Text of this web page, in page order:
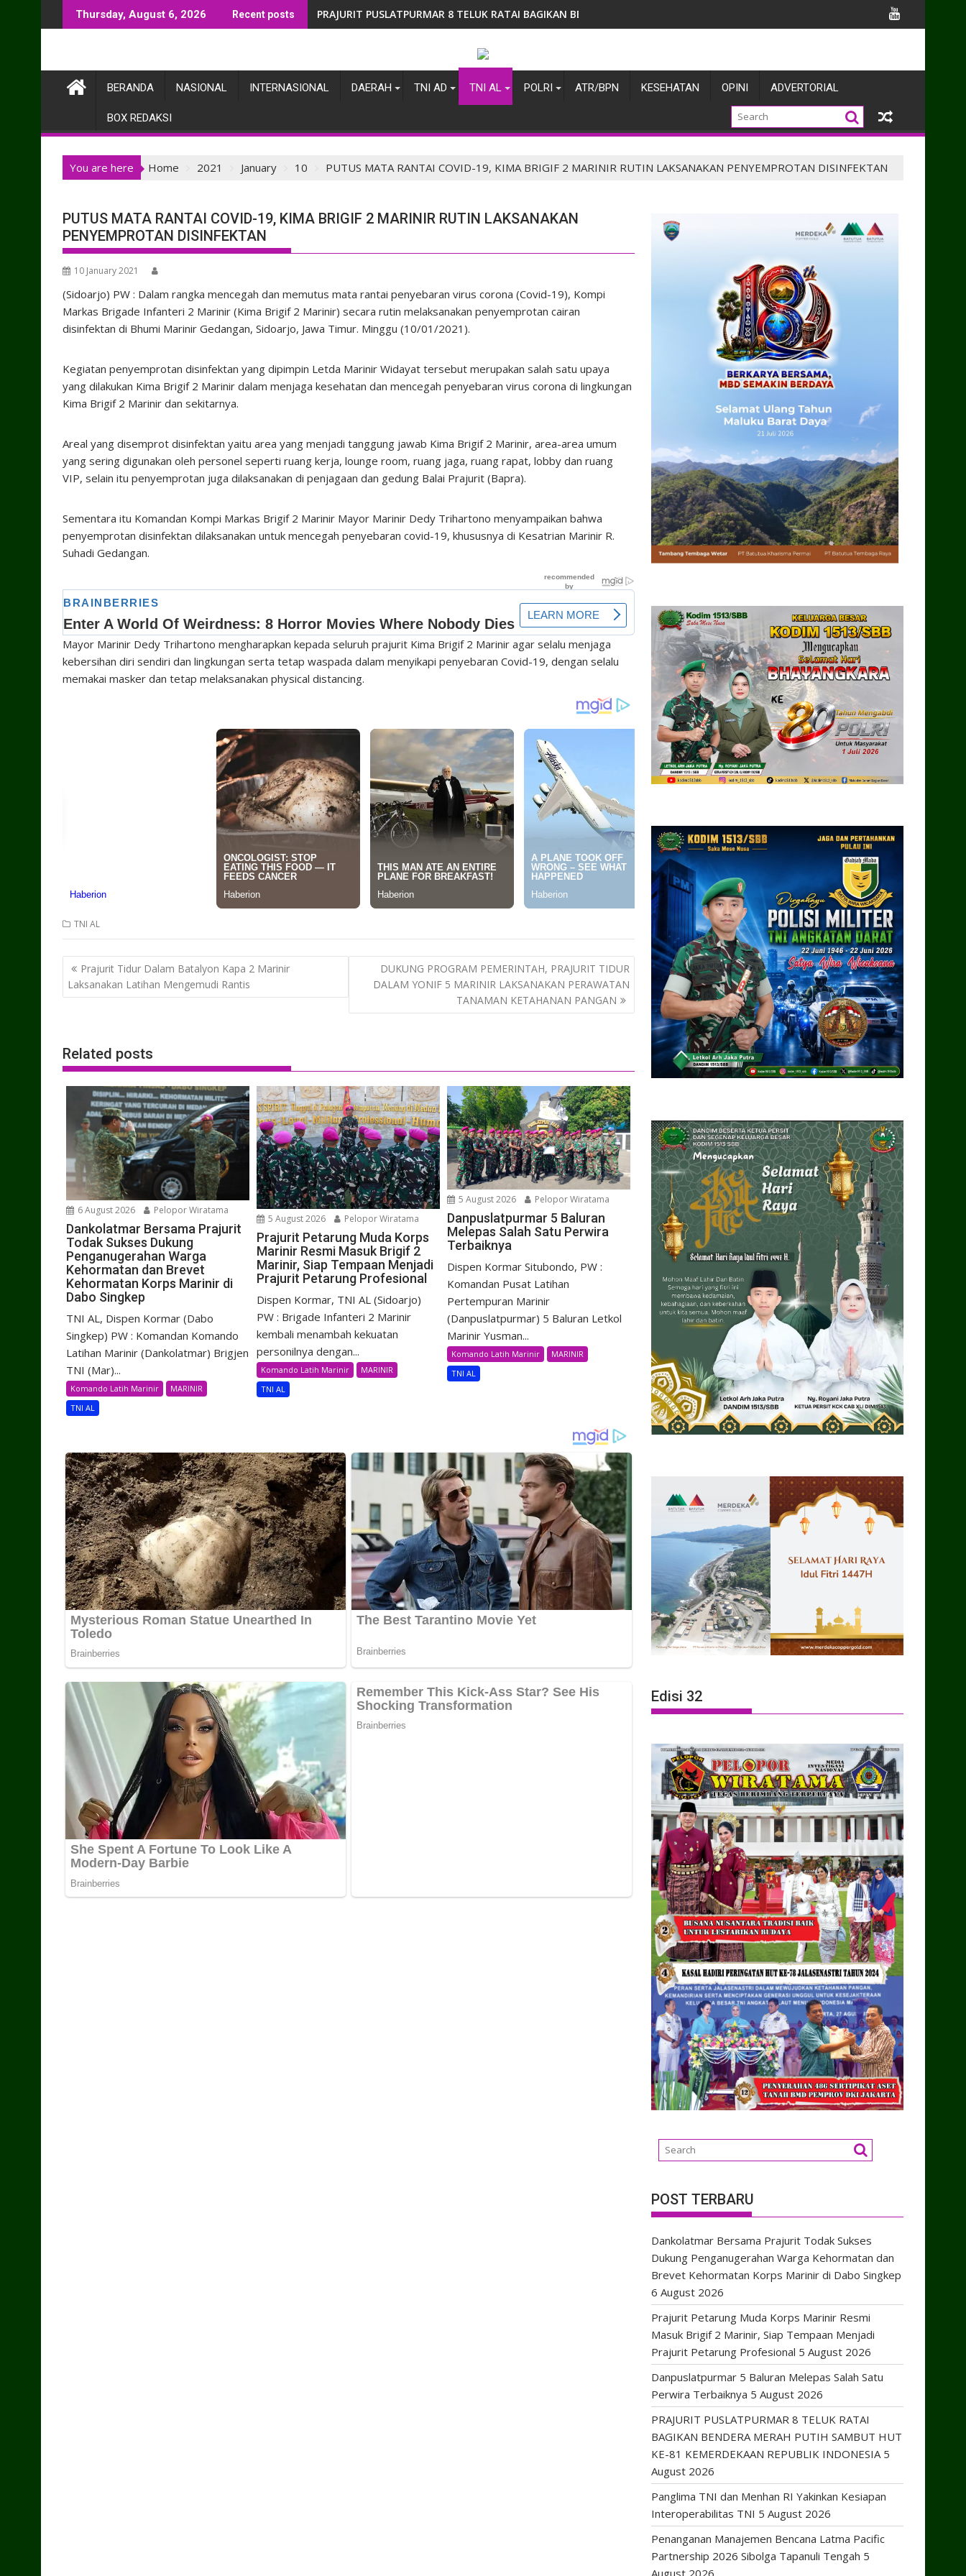
to
Thursday, August 6, 2026 Recent posts PRAJURIT PUSLATPURMAR 8 TELUK RATAI BAGIKAN BENDERA MERAH PUTIH SAMBUT HUT KE-81 KEMERDEKAAN REPUBLIK
BERANDA NASIONAL INTERNASIONAL DAERAH TNI AD TNI AL POLRI ATR/BPN KESEHATAN OPINI ADVERTORIAL
BOX REDAKSI
You are here Home 2021 January 10 PUTUS MATA RANTAI COVID-19, KIMA BRIGIF 2 MARINIR RUTIN LAKSANAKAN PENYEMPROTAN DISINFEKTAN
PUTUS MATA RANTAI COVID-19, KIMA BRIGIF 2 MARINIR RUTIN LAKSANAKAN
PENYEMPROTAN DISINFEKTAN
10 January 2021
(Sidoarjo) PW : Dalam rangka mencegah dan memutus mata rantai penyebaran virus corona (Covid-19), Kompi
Markas Brigade Infanteri 2 Marinir (Kima Brigif 2 Marinir) secara rutin melaksanakan penyemprotan cairan
disinfektan di Bhumi Marinir Gedangan, Sidoarjo, Jawa Timur. Minggu (10/01/2021).
Kegiatan penyemprotan disinfektan yang dipimpin Letda Marinir Widayat tersebut merupakan salah satu upaya
yang dilakukan Kima Brigif 2 Marinir dalam menjaga kesehatan dan mencegah penyebaran virus corona di lingkungan
Kima Brigif 2 Marinir dan sekitarnya.
Areal yang disemprot disinfektan yaitu area yang menjadi tanggung jawab Kima Brigif 2 Marinir, area-area umum
yang sering digunakan oleh personel seperti ruang kerja, lounge room, ruang jaga, ruang rapat, lobby dan ruang
VIP, selain itu penyemprotan juga dilaksanakan di penjagaan dan gedung Balai Prajurit (Bapra).
Sementara itu Komandan Kompi Markas Brigif 2 Marinir Mayor Marinir Dedy Trihartono menyampaikan bahwa
penyemprotan disinfektan dilaksanakan untuk mencegah penyebaran covid-19, khususnya di Kesatrian Marinir R.
Suhadi Gedangan.
Mayor Marinir Dedy Trihartono mengharapkan kepada seluruh prajurit Kima Brigif 2 Marinir agar selalu menjaga
kebersihan diri sendiri dan lingkungan serta tetap waspada dalam menyikapi penyebaran Covid-19, dengan selalu
memakai masker dan tetap melaksanakan physical distancing.
TNI AL
Post
navigation
Prajurit Tidur Dalam Batalyon Kapa 2 Marinir
Laksanakan Latihan Mengemudi Rantis
DUKUNG PROGRAM PEMERINTAH, PRAJURIT TIDUR
DALAM YONIF 5 MARINIR LAKSANAKAN PERAWATAN
TANAMAN KETAHANAN PANGAN
Related posts
6 August 2026 Pelopor Wiratama
Dankolatmar Bersama Prajurit
Todak Sukses Dukung
Penganugerahan Warga
Kehormatan dan Brevet
Kehormatan Korps Marinir di
Dabo Singkep
TNI AL, Dispen Kormar (Dabo
Singkep) PW : Komandan Komando
Latihan Marinir (Dankolatmar) Brigjen
TNI (Mar)...
Komando Latih Marinir
MARINIR
TNI AL
5 August 2026 Pelopor Wiratama
Prajurit Petarung Muda Korps
Marinir Resmi Masuk Brigif 2
Marinir, Siap Tempaan Menjadi
Prajurit Petarung Profesional
Dispen Kormar, TNI AL (Sidoarjo)
PW : Brigade Infanteri 2 Marinir
kembali menambah kekuatan
personilnya dengan...
Komando Latih Marinir
MARINIR
TNI AL
5 August 2026 Pelopor Wiratama
Danpuslatpurmar 5 Baluran
Melepas Salah Satu Perwira
Terbaiknya
Dispen Kormar Situbondo, PW :
Komandan Pusat Latihan
Pertempuran Marinir
(Danpuslatpurmar) 5 Baluran Letkol
Marinir Yusman...
Komando Latih Marinir
MARINIR
TNI AL
Edisi 32
POST TERBARU
Dankolatmar Bersama Prajurit Todak Sukses
Dukung Penganugerahan Warga Kehormatan dan
Brevet Kehormatan Korps Marinir di Dabo Singkep
6 August 2026
Prajurit Petarung Muda Korps Marinir Resmi
Masuk Brigif 2 Marinir, Siap Tempaan Menjadi
Prajurit Petarung Profesional 5 August 2026
Danpuslatpurmar 5 Baluran Melepas Salah Satu
Perwira Terbaiknya 5 August 2026
PRAJURIT PUSLATPURMAR 8 TELUK RATAI
BAGIKAN BENDERA MERAH PUTIH SAMBUT HUT
KE-81 KEMERDEKAAN REPUBLIK INDONESIA 5
August 2026
Panglima TNI dan Menhan RI Yakinkan Kesiapan
Interoperabilitas TNI 5 August 2026
Penanganan Manajemen Bencana Latma Pacific
Partnership 2026 Sibolga Tapanuli Tengah 5
August 2026